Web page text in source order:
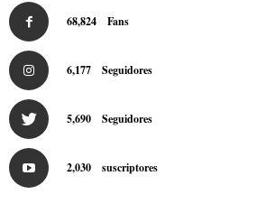
68,824 Fans
6,177 Seguidores
5,690 Seguidores
2,030 suscriptores